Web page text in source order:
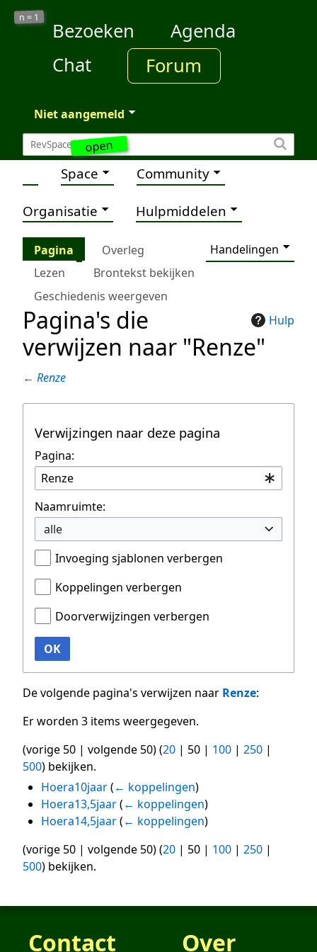
open
n = 1
Bezoeken
Agenda
Chat
Forum
Niet aangemeld
Space Community
Organisatie Hulpmiddelen
Pagina Overleg
Handelingen
Lezen
Brontekst bekijken
Geschiedenis weergeven
Hulp
Pagina's die
verwijzen naar "Renze"
← Renze
Verwijzingen naar deze pagina
Pagina:
Naamruimte:
alle
Invoeging sjablonen verbergen
Koppelingen verbergen
Doorverwijzingen verbergen
OK
De volgende pagina's verwijzen naar Renze:
Er worden 3 items weergegeven.
(vorige 50 | volgende 50) (20 | 50 | 100 | 250 |
500) bekijken.
Hoera10jaar (← koppelingen)
Hoera13,5jaar (← koppelingen)
Hoera14,5jaar (← koppelingen)
(vorige 50 | volgende 50) (20 | 50 | 100 | 250 |
500) bekijken.
Contact Over